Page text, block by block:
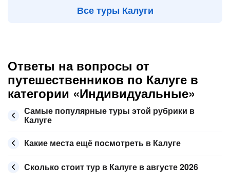
Все туры Калуги
Ответы на вопросы от
путешественников по Калуге в
категории «Индивидуальные»
Самые популярные туры этой рубрики в
Калуге
Какие места ещё посмотреть в Калуге
Сколько стоит тур в Калуге в августе 2026